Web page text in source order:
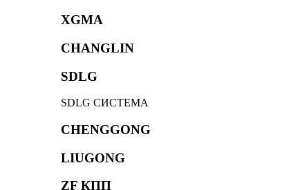
XGMA
CHANGLIN
SDLG
SDLG СИСТЕМА
CHENGGONG
LIUGONG
ZF КПП